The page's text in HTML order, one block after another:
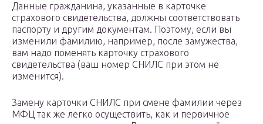
Данные гражданина, указанные в карточке
страхового свидетельства, должны соответствовать
паспорту и другим документам. Поэтому, если вы
изменили фамилию, например, после замужества,
вам надо поменять карточку страхового
свидетельства (ваш номер СНИЛС при этом не
изменится).
Замену карточки СНИЛС при смене фамилии через
МФЦ так же легко осуществить, как и первичное